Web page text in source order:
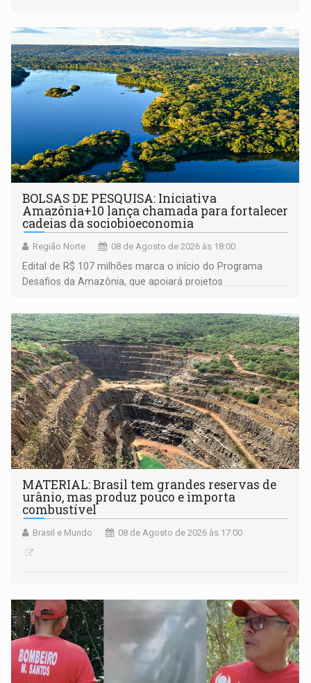
BOLSAS DE PESQUISA: Iniciativa
Amazônia+10 lança chamada para fortalecer
cadeias da sociobioeconomia
Região Norte 08 de Agosto de 2026 às 18:00
Edital de R$ 107 milhões marca o início do Programa
Desafios da Amazônia, que apoiará projetos
submissão de pré-propostas poderá ser feita até 1º de
setembro
MATERIAL: Brasil tem grandes reservas de
urânio, mas produz pouco e importa
combustível
Brasil e Mundo 08 de Agosto de 2026 às 17:00